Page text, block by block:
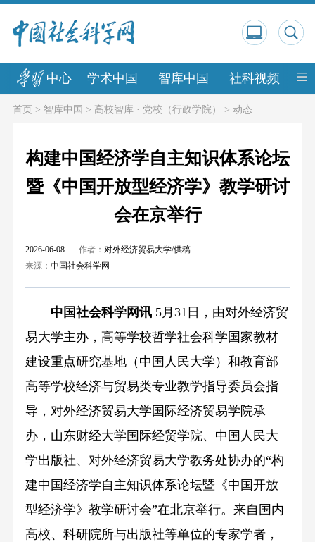
中心 学术中国 智库中国 社科视频 中
首页> 智库中国 > 高校智库 · 党校（行政学院） > 动态
构建中国经济学自主知识体系论坛
暨《中国开放型经济学》教学研讨
会在京举行
2026-06-08 作者： 对外经济贸易大学/供稿
来源： 中国社会科学网
中国社会科学网讯5月31日，由对外经济贸
易大学主办，高等学校哲学社会科学国家教材
建设重点研究基地（中国人民大学）和教育部
高等学校经济与贸易类专业教学指导委员会指
导，对外经济贸易大学国际经济贸易学院承
办，山东财经大学国际经贸学院、中国人民大
学出版社、对外经济贸易大学教务处协办的“构
建中国经济学自主知识体系论坛暨《中国开放
型经济学》教学研讨会”在北京举行。来自国内
高校、科研院所与出版社等单位的专家学者，